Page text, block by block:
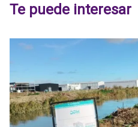
Te puede interesar